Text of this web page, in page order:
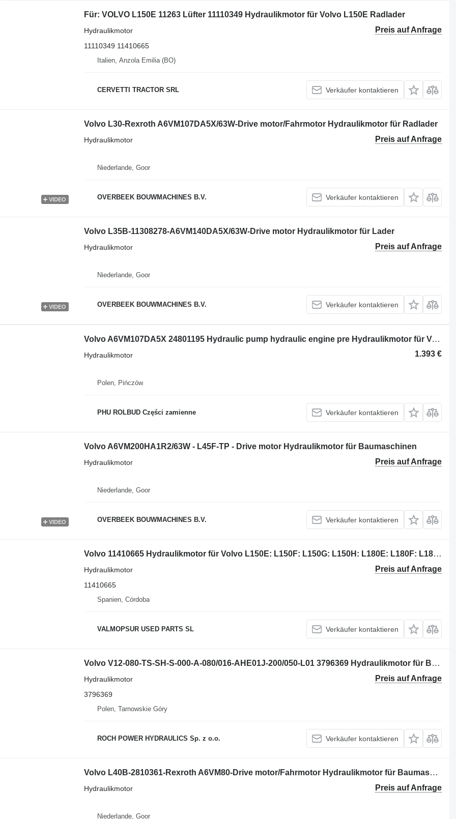
Für: VOLVO L150E 11263 Lüfter 11110349 Hydraulikmotor für Volvo L150E Radlader
Preis auf Anfrage
Hydraulikmotor
11110349 11410665
Italien, Anzola Emilia (BO)
CERVETTI TRACTOR SRL Verkäufer kontaktieren
VIDEO
Volvo L30-Rexroth A6VM107DA5X/63W-Drive motor/Fahrmotor Hydraulikmotor für Radlader
Preis auf Anfrage
Hydraulikmotor
Niederlande, Goor
OVERBEEK BOUWMACHINES B.V. Verkäufer kontaktieren
VIDEO
Volvo L35B-11308278-A6VM140DA5X/63W-Drive motor Hydraulikmotor für Lader
Preis auf Anfrage
Hydraulikmotor
Niederlande, Goor
OVERBEEK BOUWMACHINES B.V. Verkäufer kontaktieren
Volvo A6VM107DA5X 24801195 Hydraulic pump hydraulic engine pre Hydraulikmotor für Volvo L30 L35 Radlader
1.393 €
Hydraulikmotor
Polen, Pińczów
PHU ROLBUD Części zamienne Verkäufer kontaktieren
VIDEO
Volvo A6VM200HA1R2/63W - L45F-TP - Drive motor Hydraulikmotor für Baumaschinen
Preis auf Anfrage
Hydraulikmotor
Niederlande, Goor
OVERBEEK BOUWMACHINES B.V. Verkäufer kontaktieren
Volvo 11410665 Hydraulikmotor für Volvo L150E: L150F: L150G: L150H: L180E: L180F: L180G: L180H: L220E: L220F: L220G: L220H: L250G: L250H: L260H: L350F Radlader
Preis auf Anfrage
Hydraulikmotor
11410665
Spanien, Córdoba
VALMOPSUR USED PARTS SL Verkäufer kontaktieren
Volvo V12-080-TS-SH-S-000-A-080/016-AHE01J-200/050-L01 3796369 Hydraulikmotor für Bagger
Preis auf Anfrage
Hydraulikmotor
3796369
Polen, Tarnowskie Góry
ROCH POWER HYDRAULICS Sp. z o.o. Verkäufer kontaktieren
Volvo L40B-2810361-Rexroth A6VM80-Drive motor/Fahrmotor Hydraulikmotor für Baumaschinen
Preis auf Anfrage
Hydraulikmotor
Niederlande, Goor